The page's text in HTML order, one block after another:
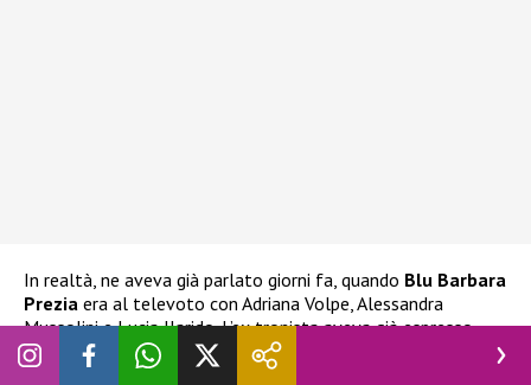
In realtà, ne aveva già parlato giorni fa, quando Blu Barbara
Prezia era al televoto con Adriana Volpe, Alessandra
Mussolini e Lucia Ilarido. L’ex tronista aveva già espresso
l’intenzione di ritirarsinel caso Blu fosse stata eliminata.
Ha espresso la stessa decisione anche alla stessa Prezia, che